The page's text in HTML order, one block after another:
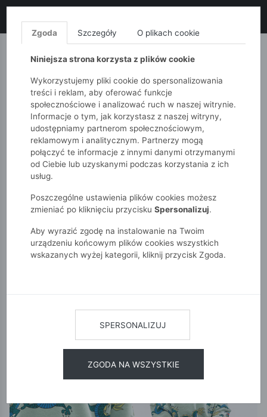
MONNARI QUIOSQUE
51015kids Chłopcy 2-7 lat Komplety dresowe
KOMPLETY DRESOWE
POKAŻ FILTRY
Zgoda Szczegóły O plikach cookie
Niniejsza strona korzysta z plików cookie
Wykorzystujemy pliki cookie do spersonalizowania
treści i reklam, aby oferować funkcje
społecznościowe i analizować ruch w naszej witrynie.
Informacje o tym, jak korzystasz z naszej witryny,
udostępniamy partnerom społecznościowym,
reklamowym i analitycznym. Partnerzy mogą
połączyć te informacje z innymi danymi otrzymanymi
od Ciebie lub uzyskanymi podczas korzystania z ich
usług.
Poszczególne ustawienia plików cookies możesz
zmieniać po kliknięciu przycisku Spersonalizuj.
Aby wyrazić zgodę na instalowanie na Twoim
urządzeniu końcowym plików cookies wszystkich
wskazanych wyżej kategorii, kliknij przycisk Zgoda.
SPERSONALIZUJ
ZGODA NA WSZYSTKIE